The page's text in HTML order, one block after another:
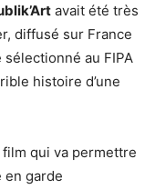
avait été très
diffusé sur France
sélectionné au FIPA
histoire d’une
qui va permettre
en garde